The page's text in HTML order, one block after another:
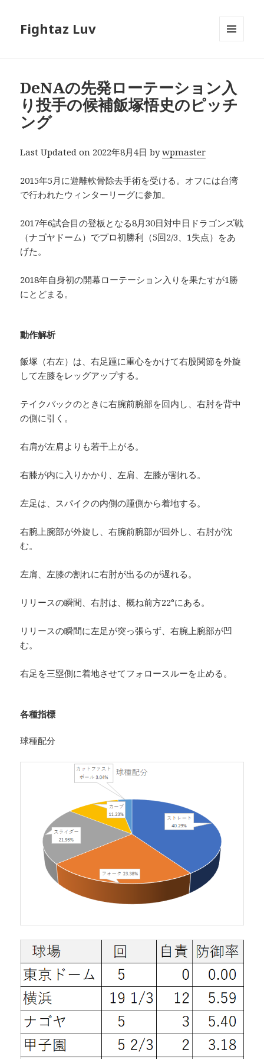
Fightaz Luv
ット
DeNAの先発ローテーション入
り投手の候補飯塚悟史のピッチ
ング
Last Updated on 2022年8月4日 bywpmaster
2015年5月に遊離軟骨除去手術を受ける。オフには台湾
で行われたウィンターリーグに参加。
2017年6試合目の登板となる8月30日対中日ドラゴンズ戦
（ナゴヤドーム）でプロ初勝利（5回2/3、1失点）をあ
げた。
2018年自身初の開幕ローテーション入りを果たすが1勝
にとどまる。
動作解析
飯塚（右左）は、右足踵に重心をかけて右股関節を外旋
して左膝をレッグアップする。
テイクバックのときに右腕前腕部を回内し、右肘を背中
の側に引く。
右肩が左肩よりも若干上がる。
右膝が内に入りかかり、左肩、左膝が割れる。
左足は、スパイクの内側の踵側から着地する。
右腕上腕部が外旋し、右腕前腕部が回外し、右肘が沈
む。
左肩、左膝の割れに右肘が出るのが遅れる。
リリースの瞬間、右肘は、概ね前方22°にある。
リリースの瞬間に左足が突っ張らず、右腕上腕部が凹
む。
右足を三塁側に着地させてフォロースルーを止める。
各種指標
球種配分